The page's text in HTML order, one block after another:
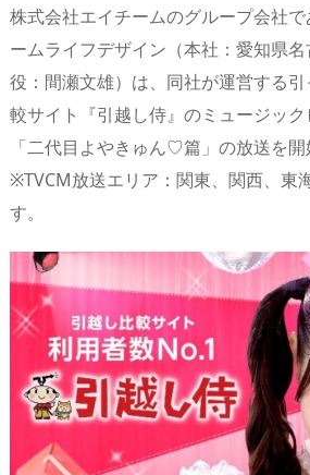
re
a
d
s
st
o
d
o
n
e
sk
y
m
bl
r
b
o
ar
d
株式会社エイチームのグループ会社
ームライフデザイン（本社：愛知県
役：間瀬文雄）は、同社が運営する
較サイト『引越し侍』のミュージック
「二代目よやきゅん♡篇」の放送を開
※TVCM放送エリア：関東、関西、東
す。